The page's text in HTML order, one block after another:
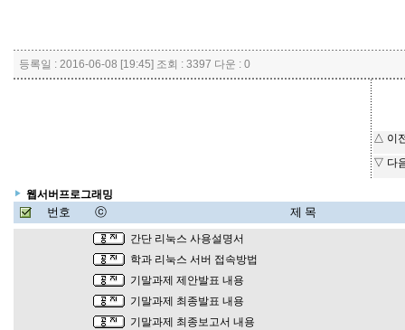
등록일 : 2016-06-08 [19:45] 조회 : 3397 다운 : 0
△ 이
▽ 다
웹서버프로그래밍
번호 ⓒ 제 목
간단 리눅스 사용설명서
학과 리눅스 서버 접속방법
기말과제 제안발표 내용
기말과제 최종발표 내용
기말과제 최종보고서 내용